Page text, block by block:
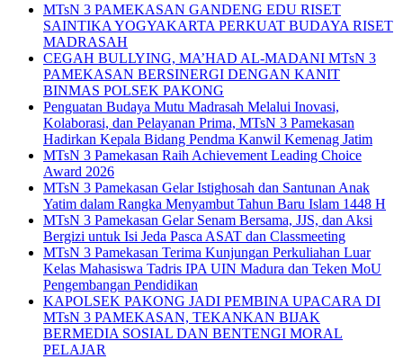
MTsN 3 PAMEKASAN GANDENG EDU RISET
SAINTIKA YOGYAKARTA PERKUAT BUDAYA RISET
MADRASAH
CEGAH BULLYING, MA’HAD AL-MADANI MTsN 3
PAMEKASAN BERSINERGI DENGAN KANIT
BINMAS POLSEK PAKONG
Penguatan Budaya Mutu Madrasah Melalui Inovasi,
Kolaborasi, dan Pelayanan Prima, MTsN 3 Pamekasan
Hadirkan Kepala Bidang Pendma Kanwil Kemenag Jatim
MTsN 3 Pamekasan Raih Achievement Leading Choice
Award 2026
MTsN 3 Pamekasan Gelar Istighosah dan Santunan Anak
Yatim dalam Rangka Menyambut Tahun Baru Islam 1448 H
MTsN 3 Pamekasan Gelar Senam Bersama, JJS, dan Aksi
Bergizi untuk Isi Jeda Pasca ASAT dan Classmeeting
MTsN 3 Pamekasan Terima Kunjungan Perkuliahan Luar
Kelas Mahasiswa Tadris IPA UIN Madura dan Teken MoU
Pengembangan Pendidikan
KAPOLSEK PAKONG JADI PEMBINA UPACARA DI
MTsN 3 PAMEKASAN, TEKANKAN BIJAK
BERMEDIA SOSIAL DAN BENTENGI MORAL
PELAJAR